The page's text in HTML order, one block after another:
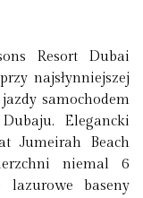
Resort Dubai
najsłynniejszej
samochodem
Elegancki
Jumeirah Beach
niemal 6
baseny